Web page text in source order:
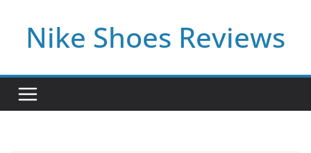
contentNike Shoes Reviews